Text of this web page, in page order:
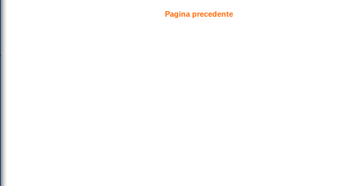
Pagina precedente